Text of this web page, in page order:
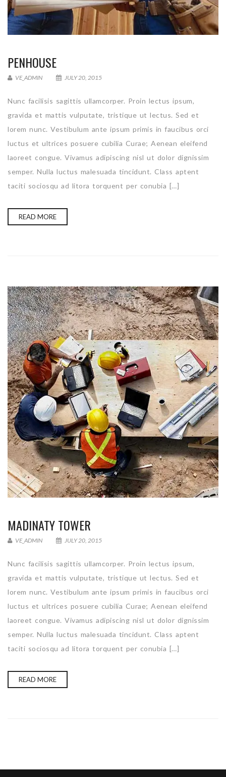
PENHOUSE
VE_ADMIN JULY 20, 2015
Nunc facilisis sagittis ullamcorper. Proin lectus ipsum,
gravida et mattis vulputate, tristique ut lectus. Sed et
lorem nunc. Vestibulum ante ipsum primis in faucibus orci
luctus et ultrices posuere cubilia Curae; Aenean eleifend
laoreet congue. Vivamus adipiscing nisl ut dolor dignissim
semper. Nulla luctus malesuada tincidunt. Class aptent
taciti sociosqu ad litora torquent per conubia […]
READ MORE
MADINATY TOWER
VE_ADMIN JULY 20, 2015
Nunc facilisis sagittis ullamcorper. Proin lectus ipsum,
gravida et mattis vulputate, tristique ut lectus. Sed et
lorem nunc. Vestibulum ante ipsum primis in faucibus orci
luctus et ultrices posuere cubilia Curae; Aenean eleifend
laoreet congue. Vivamus adipiscing nisl ut dolor dignissim
semper. Nulla luctus malesuada tincidunt. Class aptent
taciti sociosqu ad litora torquent per conubia […]
READ MORE